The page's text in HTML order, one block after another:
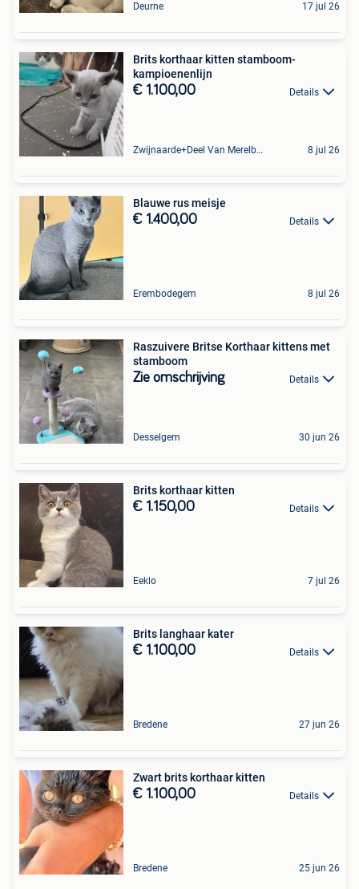
Deurne 17 jul 26
Brits korthaar kitten stamboom-
kampioenenlijn
€ 1.100,00 Details
Zwijnaarde+Deel Van Merelbeke 8 jul 26
Blauwe rus meisje
€ 1.400,00 Details
Erembodegem 8 jul 26
Raszuivere Britse Korthaar kittens met
stamboom
Zie omschrijving Details
Desselgem 30 jun 26
Brits korthaar kitten
€ 1.150,00 Details
Eeklo 7 jul 26
Brits langhaar kater
€ 1.100,00 Details
Bredene 27 jun 26
Zwart brits korthaar kitten
€ 1.100,00 Details
Bredene 25 jun 26